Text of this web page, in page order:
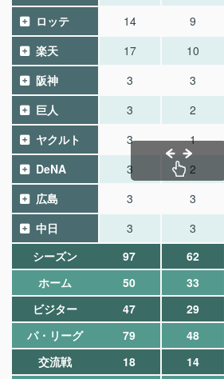
ロッテ
14 9
楽天
17 10
阪神
3 3
巨人
3 2
ヤクルト
3 1
DeNA
3 2
広島
3 3
中日
3 3
シーズン
97 62
ホーム
50 33
ビジター
47 29
パ・リーグ
79 48
交流戦
18 14